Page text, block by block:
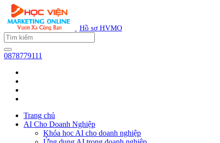
Hồ sơ HVMO
0878779111
Trang chủ
AI Cho Doanh Nghiệp
Khóa học AI cho doanh nghiệp